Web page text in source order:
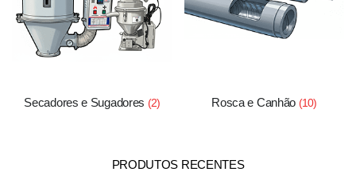
Secadores e Sugadores (2) Rosca e Canhão (10)
PRODUTOS RECENTES